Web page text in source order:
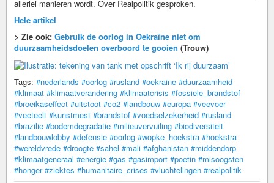
allerlei manieren wordt. Over Realpolitik gesproken.
Hele artikel
> Zie ook: Gebruik de oorlog in Oekraïne niet om
duurzaamheidsdoelen overboord te gooien (Trouw)
Tags: #nederlands #oorlog #rusland #oekraine #duurzaamheid
#klimaat #klimaatverandering #klimaatcrisis #fossiele_brandstof
#broeikaseffect #uitstoot #co2 #landbouw #europa #veevoer
#veeteelt #kunstmest #brandstof #voedselzekerheid #rusland
#brazilie #bodemdegradatie #milieuvervuiling #biodiversiteit
#landbouwlobby #defensie #oorlog #wopke_hoekstra #hoekstra
#wereldvrede #droogte #sahel #mali #afghanistan #middendorp
#klimaatgeneraal #energie #gas #gasimport #poetin #misoogsten
#honger #ziektes #humanitaire_crises #vluchtelingen #realpolitik